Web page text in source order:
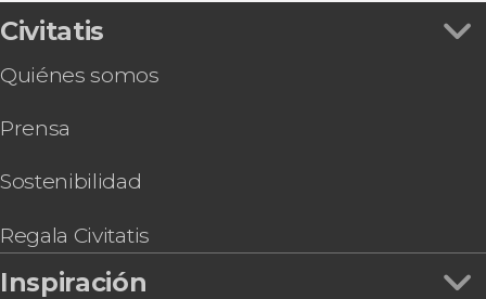
Civitatis
Quiénes somos
Prensa
Sostenibilidad
Regala Civitatis
Inspiración